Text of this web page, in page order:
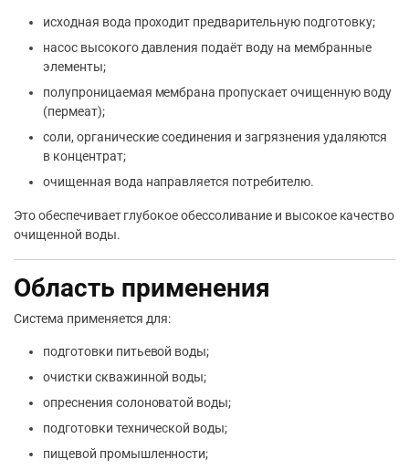
исходная вода проходит предварительную подготовку;
насос высокого давления подаёт воду на мембранные
элементы;
полупроницаемая мембрана пропускает очищенную воду
(пермеат);
соли, органические соединения и загрязнения удаляются
в концентрат;
очищенная вода направляется потребителю.
Это обеспечивает глубокое обессоливание и высокое качество
очищенной воды.
Область применения
Система применяется для:
подготовки питьевой воды;
очистки скважинной воды;
опреснения солоноватой воды;
подготовки технической воды;
пищевой промышленности;